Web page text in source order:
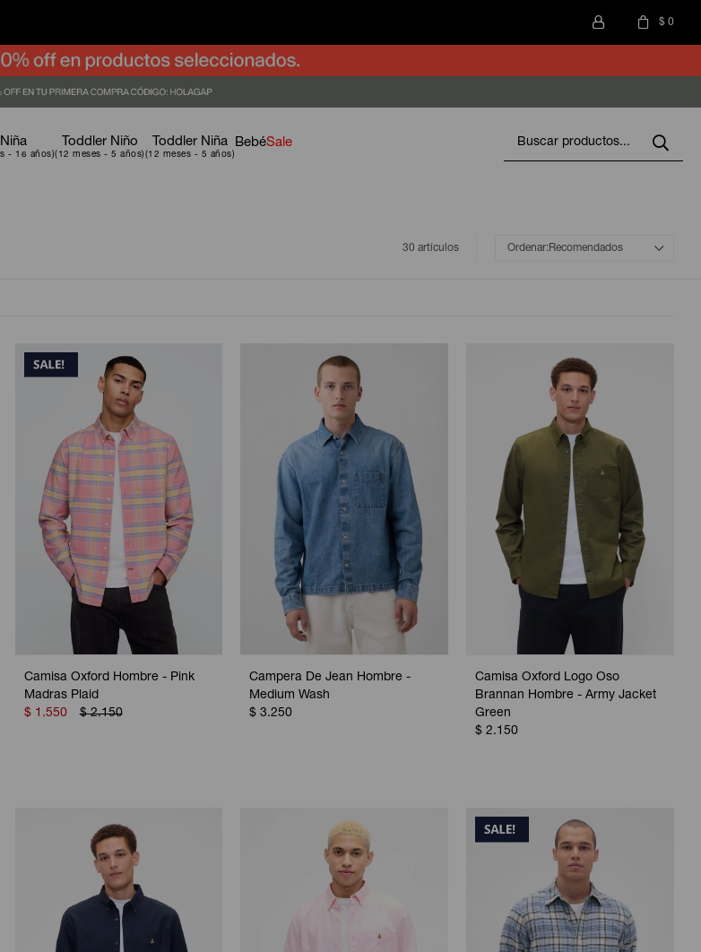
$ 0
Niña Toddler Niño Toddler Niña BebéSale
30 artículos Recomendados
Camisa Oxford Hombre - Pink
Madras Plaid
$ 1.550 $ 2.150
Campera De Jean Hombre -
Medium Wash
$ 3.250
Camisa Oxford Logo Oso
Brannan Hombre - Army Jacket
Green
$ 2.150